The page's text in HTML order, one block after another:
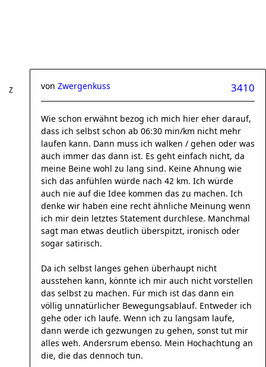
3410
von Zwergenkuss
Wie schon erwähnt bezog ich mich hier eher darauf,
dass ich selbst schon ab 06:30 min/km nicht mehr
laufen kann. Dann muss ich walken / gehen oder was
auch immer das dann ist. Es geht einfach nicht, da
meine Beine wohl zu lang sind. Keine Ahnung wie
sich das anfühlen würde nach 42 km. Ich würde
auch nie auf die Idee kommen das zu machen. Ich
denke wir haben eine recht ähnliche Meinung wenn
ich mir dein letztes Statement durchlese. Manchmal
sagt man etwas deutlich überspitzt, ironisch oder
sogar satirisch.
Da ich selbst langes gehen überhaupt nicht
ausstehen kann, könnte ich mir auch nicht vorstellen
das selbst zu machen. Für mich ist das dann ein
völlig unnatürlicher Bewegungsablauf. Entweder ich
gehe oder ich laufe. Wenn ich zu langsam laufe,
dann werde ich gezwungen zu gehen, sonst tut mir
alles weh. Andersrum ebenso. Mein Hochachtung an
die, die das dennoch tun.